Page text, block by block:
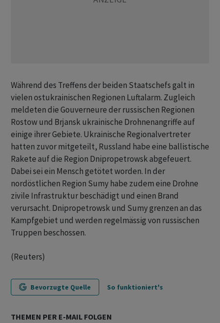
Während des Treffens der beiden Staatschefs galt in
vielen ostukrainischen Regionen Luftalarm. Zugleich
meldeten die Gouverneure der russischen Regionen
Rostow und Brjansk ukrainische Drohnenangriffe auf
einige ihrer Gebiete. Ukrainische Regionalvertreter
hatten zuvor mitgeteilt, Russland habe eine ballistische
Rakete auf die Region Dnipropetrowsk abgefeuert.
Dabei sei ein Mensch getötet worden. In der
nordöstlichen Region Sumy habe zudem eine Drohne
zivile Infrastruktur beschädigt und einen Brand
verursacht. Dnipropetrowsk und Sumy grenzen an das
Kampfgebiet und werden regelmässig von russischen
Truppen beschossen.
(Reuters)
Bevorzugte Quelle So funktioniert's
THEMEN PER E-MAIL FOLGEN